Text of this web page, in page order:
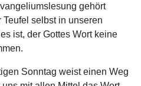
gehört
Teufel selbst in unseren
ist, der Gottes Wort keine
Sonntag weist einen Weg